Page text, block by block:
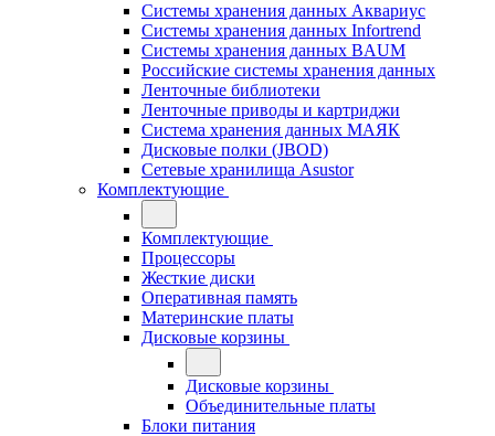
Системы хранения данных Аквариус
Системы хранения данных Infortrend
Системы хранения данных BAUM
Российские системы хранения данных
Ленточные библиотеки
Ленточные приводы и картриджи
Система хранения данных МАЯК
Дисковые полки (JBOD)
Сетевые хранилища Asustor
Комплектующие
Комплектующие
Процессоры
Жесткие диски
Оперативная память
Материнские платы
Дисковые корзины
Дисковые корзины
Объединительные платы
Блоки питания